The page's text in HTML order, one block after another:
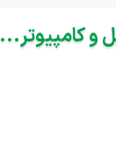
و کامپیوتر...